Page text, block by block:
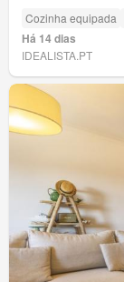
Cozinha equipada
Há 14 dias
IDEALISTA.PT